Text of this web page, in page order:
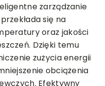
zarządzanie
się na
oraz jakości
Dzięki temu
zużycia energii
obciążenia
Efektywny